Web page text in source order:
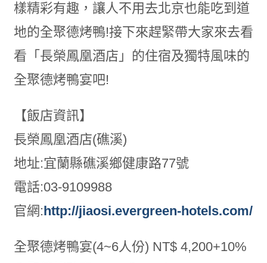
樣精彩有趣，讓人不用去北京也能吃到道
地的全聚德烤鴨!接下來趕緊帶大家來去看
看「長榮鳳凰酒店」的住宿及獨特風味的
全聚德烤鴨宴吧!
【飯店資訊】
長榮鳳凰酒店(礁溪)
地址:宜蘭縣礁溪鄉健康路77號
電話:03-9109988
官網:http://jiaosi.evergreen-hotels.com/
全聚德烤鴨宴(4~6人份) NT$ 4,200+10%